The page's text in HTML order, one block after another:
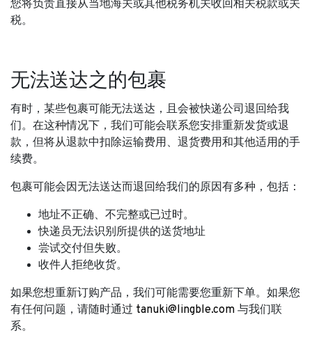
您将负责直接从当地海关或其他税务机关收回相关税款或关
税。
无法送达之的包裹
有时，某些包裹可能无法送达，且会被快递公司退回给我
们。在这种情况下，我们可能会联系您安排重新发货或退
款，但将从退款中扣除运输费用、退货费用和其他适用的手
续费。
包裹可能会因无法送达而退回给我们的原因有多种，包括：
地址不正确、不完整或已过时。
快递员无法识别所提供的送货地址
尝试交付但失败。
收件人拒绝收货。
如果您想重新订购产品，我们可能需要您重新下单。如果您
有任何问题，请随时通过 tanuki@lingble.com 与我们联
系。